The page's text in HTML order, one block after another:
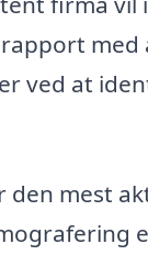
med
ved at
mest